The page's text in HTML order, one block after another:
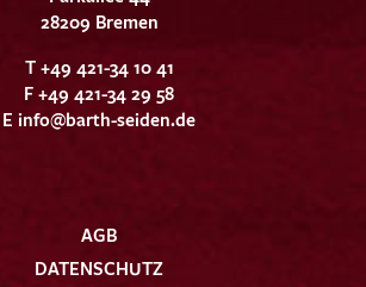
28209 Bremen
T +49 421-34 10 41
F +49 421-34 29 58
E info@barth-seiden.de
AGB
DATENSCHUTZ